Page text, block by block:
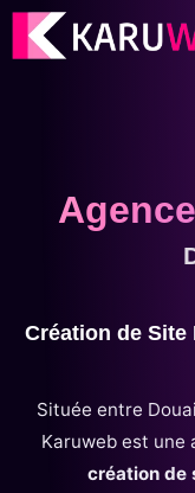
Aller
Création de Site
Située entre
Karuweb est une
création de